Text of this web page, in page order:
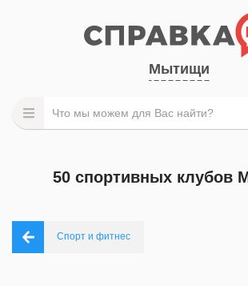
Мытищи
50 спортивных клубов
Спорт и фитнес